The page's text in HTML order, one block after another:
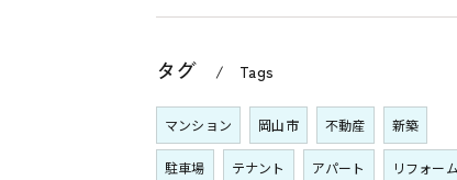
タグ Tags
マンション 岡山市 不動産 新築
駐車場 テナント アパート リフォーム